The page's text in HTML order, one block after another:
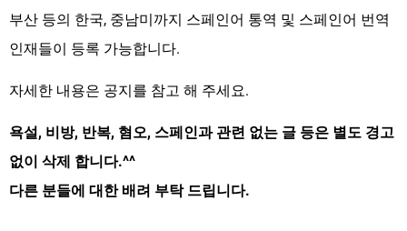
부산 등의 한국, 중남미까지 스페인어 통역 및 스페인어 번역
인재들이 등록 가능합니다.
자세한 내용은 공지를 참고 해 주세요.
욕설, 비방, 반복, 혐오, 스페인과 관련 없는 글 등은 별도 경고
없이 삭제 합니다.^^
다른 분들에 대한 배려 부탁 드립니다.